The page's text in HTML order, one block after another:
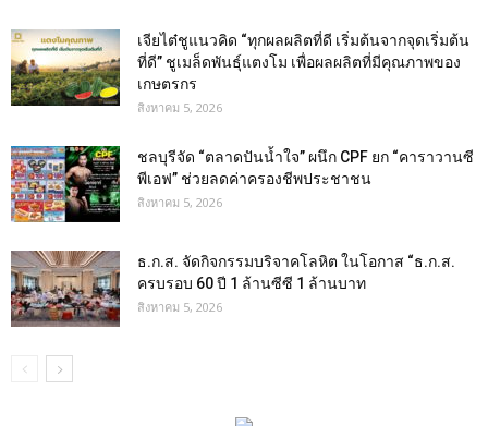
เจียไต๋ชูแนวคิด “ทุกผลผลิตที่ดี เริ่มต้นจากจุดเริ่มต้น
ที่ดี” ชูเมล็ดพันธุ์แตงโม เพื่อผลผลิตที่มีคุณภาพของ
เกษตรกร
สิงหาคม 5, 2026
ชลบุรีจัด “ตลาดปันน้ำใจ” ผนึก CPF ยก “คาราวานซี
พีเอฟ” ช่วยลดค่าครองชีพประชาชน
สิงหาคม 5, 2026
ธ.ก.ส. จัดกิจกรรมบริจาคโลหิต ในโอกาส “ธ.ก.ส.
ครบรอบ 60 ปี 1 ล้านซีซี 1 ล้านบาท
สิงหาคม 5, 2026